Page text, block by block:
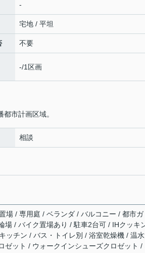
-
宅地 / 平坦
不要
-/1区画
市計画区域。
相談
場 / 専用庭 / ベランダ / バルコニー / 都市ガ
場 / バイク置場あり / 駐車2台可 / IHクッキ
ッチン / バス・トイレ別 / 浴室乾燥機 / 温
ゼット / ウォークインシューズクロゼット /